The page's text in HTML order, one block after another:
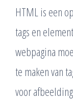
HTML is een
tags en
webpagina
te maken van
voor